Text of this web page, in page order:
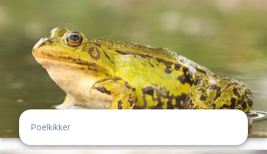
Poelkikker